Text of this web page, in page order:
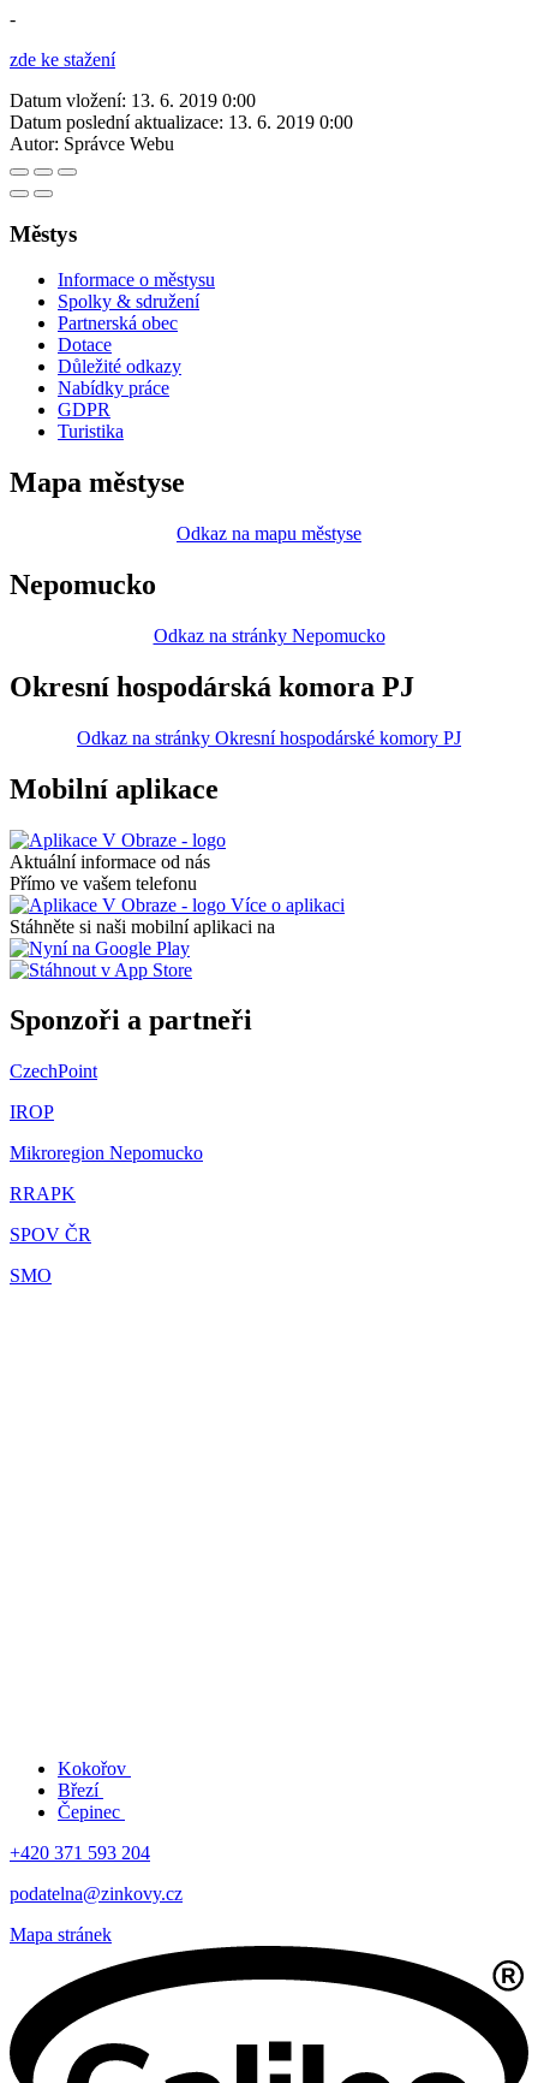
-
zde ke stažení
Datum vložení: 13. 6. 2019 0:00
Datum poslední aktualizace: 13. 6. 2019 0:00
Autor: Správce Webu
Městys
Informace o městysu
Spolky & sdružení
Partnerská obec
Dotace
Důležité odkazy
Nabídky práce
GDPR
Turistika
Mapa městyse
Odkaz na mapu městyse
Nepomucko
Odkaz na stránky Nepomucko
Okresní hospodárská komora PJ
Odkaz na stránky Okresní hospodárské komory PJ
Mobilní aplikace
Aktuální informace od nás
Přímo ve vašem telefonu
Více o aplikaci
Stáhněte si naši mobilní aplikaci na
Sponzoři a partneři
CzechPoint
IROP
Mikroregion Nepomucko
RRAPK
SPOV ČR
SMO
Kokořov
Březí
Čepinec
+420 371 593 204
podatelna@zinkovy.cz
Mapa stránek